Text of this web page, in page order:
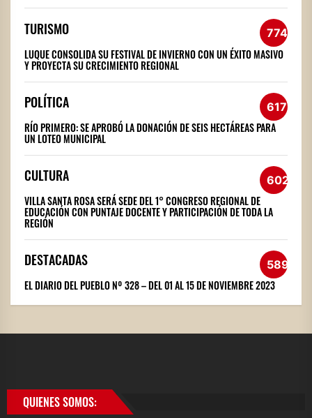
TURISMO 774
LUQUE CONSOLIDA SU FESTIVAL DE INVIERNO CON UN ÉXITO MASIVO
Y PROYECTA SU CRECIMIENTO REGIONAL
POLÍTICA 617
RÍO PRIMERO: SE APROBÓ LA DONACIÓN DE SEIS HECTÁREAS PARA
UN LOTEO MUNICIPAL
CULTURA 602
VILLA SANTA ROSA SERÁ SEDE DEL 1° CONGRESO REGIONAL DE
EDUCACIÓN CON PUNTAJE DOCENTE Y PARTICIPACIÓN DE TODA LA
REGIÓN
DESTACADAS 589
EL DIARIO DEL PUEBLO Nº 328 – DEL 01 AL 15 DE NOVIEMBRE 2023
QUIENES SOMOS: